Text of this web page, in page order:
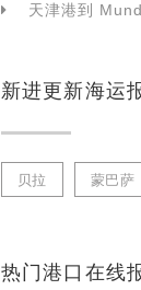
天津港到
新进更新海运
贝拉 蒙巴萨
热门港口在线